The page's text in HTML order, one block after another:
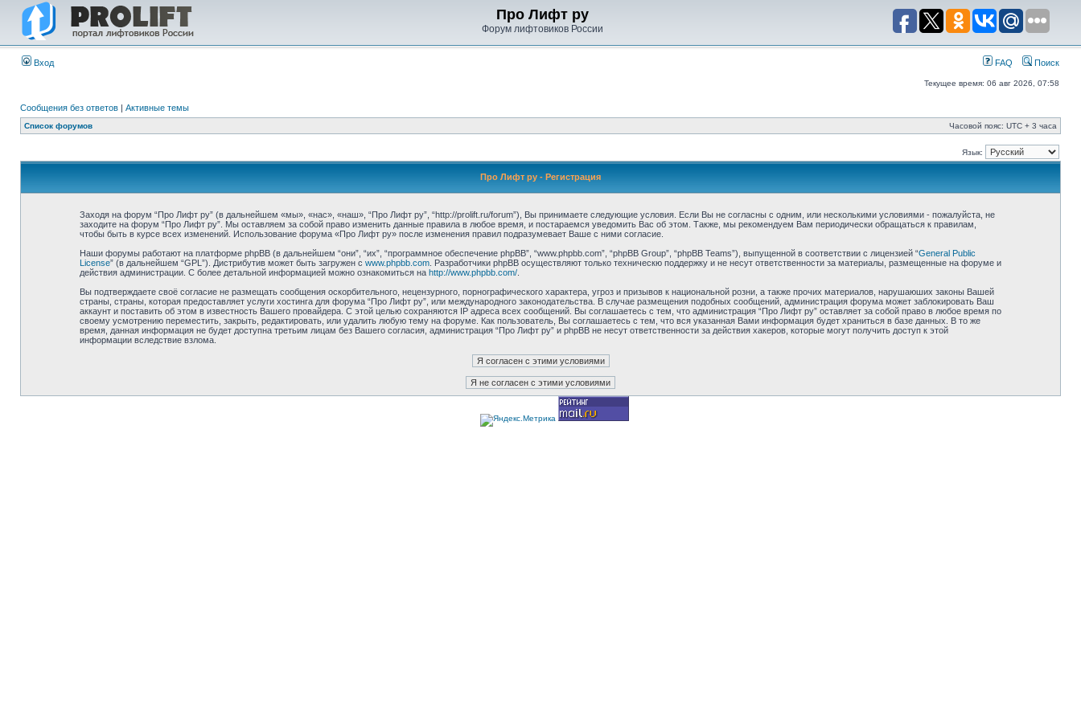
Про Лифт ру
Форум лифтовиков России
Вход FAQ Поиск
Текущее время: 06 авг 2026, 07:58
Сообщения без ответов | Активные темы
Список форумов Часовой пояс: UTC + 3 часа
Язык:
Про Лифт ру - Регистрация
Заходя на форум “Про Лифт ру” (в дальнейшем «мы», «нас», «наш», “Про Лифт ру”, “http://prolift.ru/forum”), Вы принимаете следующие условия. Если Вы не согласны с одним, или несколькими условиями - пожалуйста, не
заходите на форум “Про Лифт ру”. Мы оставляем за собой право изменить данные правила в любое время, и постараемся уведомить Вас об этом. Также, мы рекомендуем Вам периодически обращаться к правилам,
чтобы быть в курсе всех изменений. Использование форума «Про Лифт ру» после изменения правил подразумевает Ваше с ними согласие.
Наши форумы работают на платформе phpBB (в дальнейшем “они”, “их”, “программное обеспечение phpBB”, “www.phpbb.com”, “phpBB Group”, “phpBB Teams”), выпущенной в соответствии с лицензией “General Public
License” (в дальнейшем “GPL”). Дистрибутив может быть загружен с www.phpbb.com. Разработчики phpBB осуществляют только техническю поддержку и не несут ответственности за материалы, размещенные на форуме и
действия администрации. С более детальной информацией можно ознакомиться на http://www.phpbb.com/.
Вы подтверждаете своё согласие не размещать сообщения оскорбительного, нецензурного, порнографического характера, угроз и призывов к национальной розни, а также прочих материалов, нарушаюших законы Вашей
страны, страны, которая предоставляет услуги хостинга для форума “Про Лифт ру”, или международного законодательства. В случае размещения подобных сообщений, администрация форума может заблокировать Ваш
аккаунт и поставить об этом в известность Вашего провайдера. С этой целью сохраняются IP адреса всех сообщений. Вы соглашаетесь с тем, что администрация “Про Лифт ру” оставляет за собой право в любое время по
своему усмотрению переместить, закрыть, редактировать, или удалить любую тему на форуме. Как пользователь, Вы соглашаетесь с тем, что вся указанная Вами информация будет храниться в базе данных. В то же
время, данная информация не будет доступна третьим лицам без Вашего согласия, администрация “Про Лифт ру” и phpBB не несут ответственности за действия хакеров, которые могут получить доступ к этой
информации вследствие взлома.